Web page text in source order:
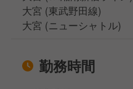
大宮 (東武野田線)
大宮 (ニューシャトル)
勤務時間